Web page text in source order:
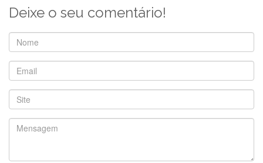
Deixe o seu comentário!